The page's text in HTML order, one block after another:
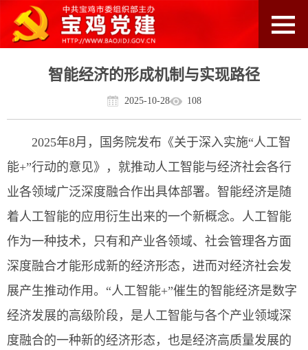
智能经济的形成机制与实现路径
2025-10-28 108
2025年8月，国务院发布《关于深入实施“人工智
能+”行动的意见》，就推动人工智能与经济社会各行
业各领域广泛深度融合作出具体部署。智能经济是随
着人工智能的应用衍生出来的一个新概念。人工智能
作为一种技术，只有和产业各领域、社会管理各方面
深度融合才能形成新的经济形态，进而对经济社会发
展产生推动作用。“人工智能+”催生的智能经济是数字
经济发展的高级阶段，是人工智能与各个产业领域深
度融合的一种新的经济形态，也是经济高质量发展的